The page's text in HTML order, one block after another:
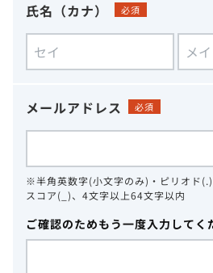
氏名（カナ） 必須
メールアドレス 必須
※半角英数字(小文字のみ)・ピリオド
スコア(_)、4文字以上64文字以内
ご確認のためもう一度入力してく